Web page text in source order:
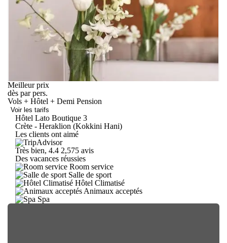
Meilleur prix
dès par pers.
Vols + Hôtel + Demi Pension
Voir les tarifs
Hôtel Lato Boutique 3
Crète - Heraklion (Kokkini Hani)
Les clients ont aimé
Très bien, 4.4 2,575 avis
Des vacances réussies
Room service
Salle de sport
Hôtel Climatisé
Animaux acceptés
Spa